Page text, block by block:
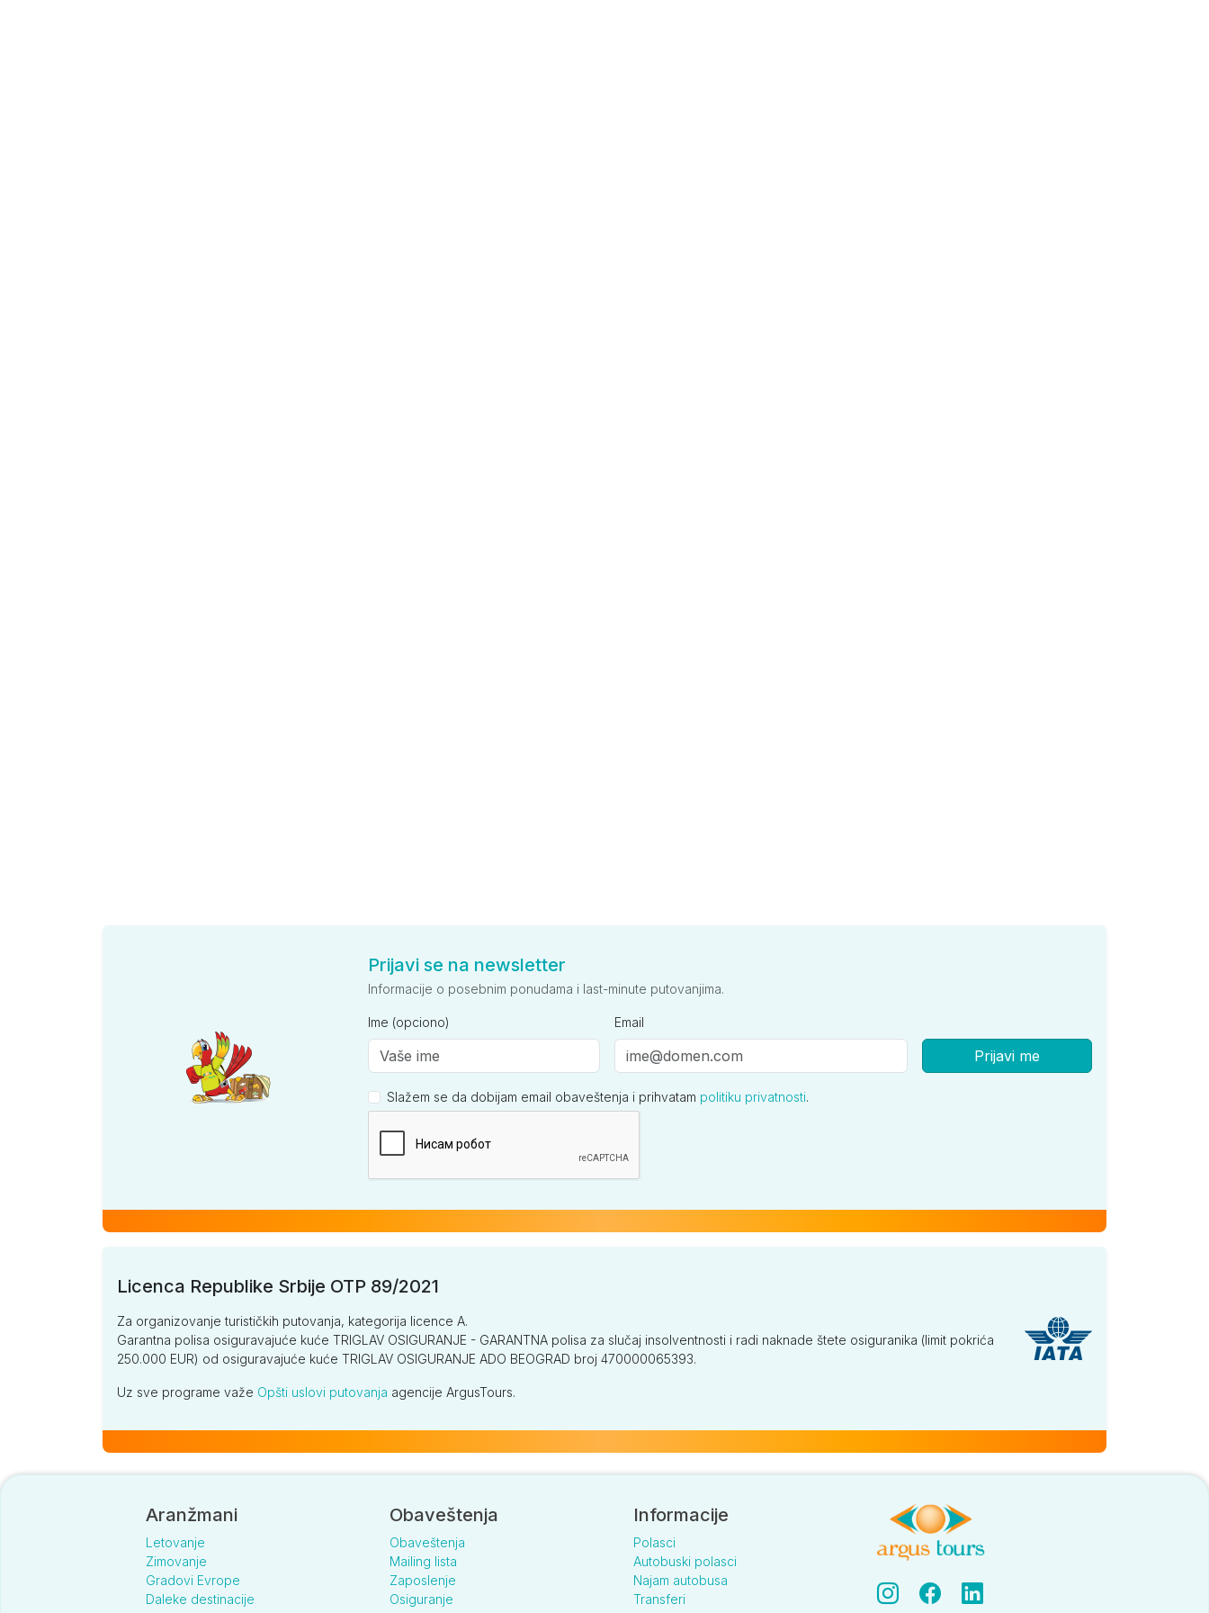
Prijavi se na newsletter
Informacije o posebnim ponudama i last-minute putovanjima.
Ime (opciono) Email
Prijavi me
Slažem se da dobijam email obaveštenja i prihvatam politiku privatnosti.
Licenca Republike Srbije OTP 89/2021
Za organizovanje turističkih putovanja, kategorija licence A.
Garantna polisa osiguravajuće kuće TRIGLAV OSIGURANJE - GARANTNA polisa za slučaj insolventnosti i radi naknade štete osiguranika (limit pokrića
250.000 EUR) od osiguravajuće kuće TRIGLAV OSIGURANJE ADO BEOGRAD broj 470000065393.
Uz sve programe važe Opšti uslovi putovanja agencije ArgusTours.
Aranžmani
Letovanje
Zimovanje
Gradovi Evrope
Daleke destinacije
Obaveštenja
Obaveštenja
Mailing lista
Zaposlenje
Osiguranje
Informacije
Polasci
Autobuski polasci
Najam autobusa
Transferi